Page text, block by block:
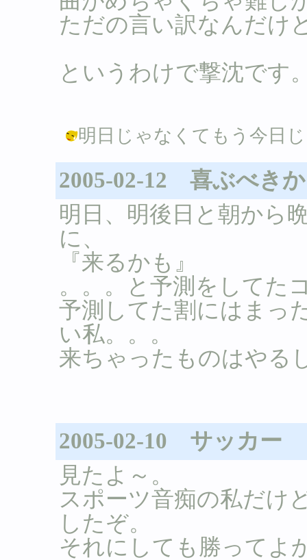
ただの言い訳なんだけ
というわけで撃沈です
明日じゃなくてもう今日
2005-02-12 喜ぶべき
明日、明後日と朝から
に、
『来るかも』
。。。と予測をしてた
予測してた割にはまっ
い私。。。
来ちゃったものはやる
2005-02-10 サッカー
見たよ～。
スポーツ音痴の私だけ
したぞ。
それにしても勝ってよ